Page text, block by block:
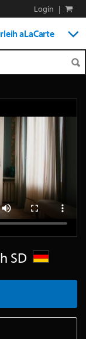
Login |
aLaCarte
SD